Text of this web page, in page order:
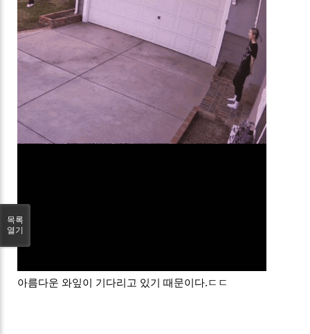
아름다운 와잎이 기다리고 있기 때문이다.ㄷㄷ
목록
열기